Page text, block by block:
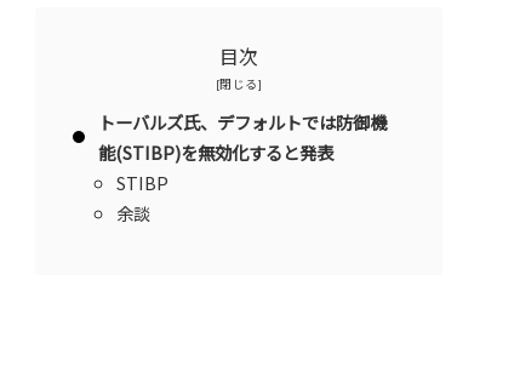
目次
トーバルズ氏、デフォルトでは防御機
能(STIBP)を無効化すると発表
STIBP
余談